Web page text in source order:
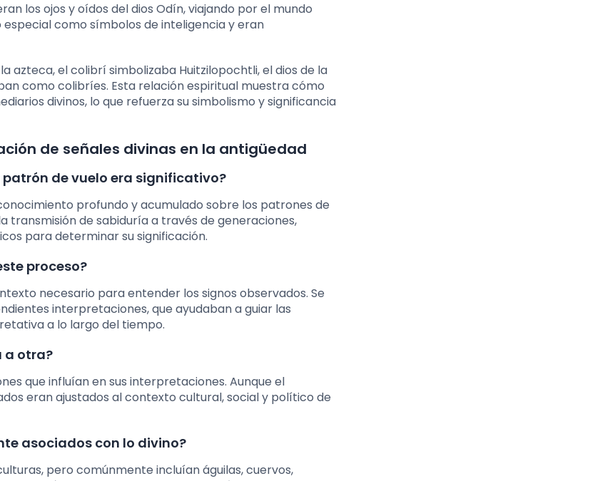
los ojos y oídos del dios Odín, viajando por el mundo
como símbolos de inteligencia y eran
azteca, el colibrí simbolizaba Huitzilopochtli, el dios de la
como colibríes. Esta relación espiritual muestra cómo
divinos, lo que refuerza su simbolismo y significancia
de señales divinas en la antigüedad
de vuelo era significativo?
profundo y acumulado sobre los patrones de
transmisión de sabiduría a través de generaciones,
para determinar su significación.
proceso?
necesario para entender los signos observados. Se
interpretaciones, que ayudaban a guiar las
a lo largo del tiempo.
a otra?
que influían en sus interpretaciones. Aunque el
eran ajustados al contexto cultural, social y político de
asociados con lo divino?
pero comúnmente incluían águilas, cuervos,